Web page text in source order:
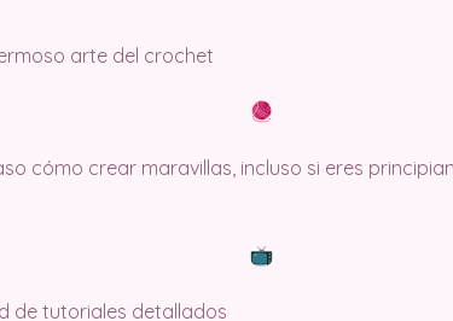
arte del crochet
cómo crear maravillas, incluso si eres
de tutoriales detallados